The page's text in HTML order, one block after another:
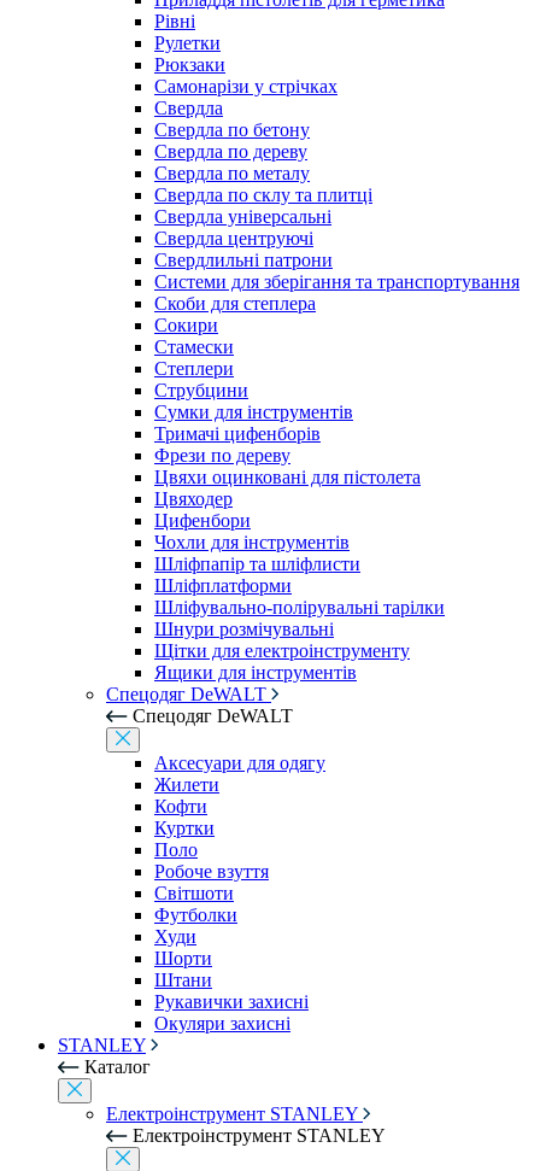
Рівні
Рулетки
Рюкзаки
Самонарізи у стрічках
Свердла
Свердла по бетону
Свердла по дереву
Свердла по металу
Свердла по склу та плитці
Свердла універсальні
Свердла центруючі
Свердлильні патрони
Системи для зберігання та транспортування
Скоби для степлера
Сокири
Стамески
Степлери
Струбцини
Сумки для інструментів
Тримачі цифенборів
Фрези по дереву
Цвяхи оцинковані для пістолета
Цвяходер
Цифенбори
Чохли для інструментів
Шліфпапір та шліфлисти
Шліфплатформи
Шліфувально-полірувальні тарілки
Шнури розмічувальні
Щітки для електроінструменту
Ящики для інструментів
Спецодяг DeWALT
Спецодяг DeWALT
Аксесуари для одягу
Жилети
Кофти
Куртки
Поло
Робоче взуття
Світшоти
Футболки
Худи
Шорти
Штани
Рукавички захисні
Окуляри захисні
STANLEY
Каталог
Електроінструмент STANLEY
Електроінструмент STANLEY